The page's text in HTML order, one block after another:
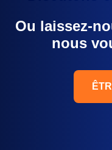
Ou laissez-
nous